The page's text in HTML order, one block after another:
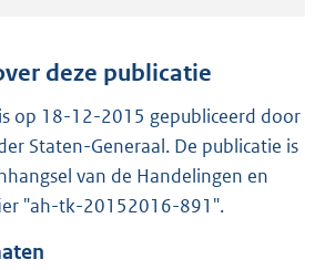
n
s
r
o
o
deze publicatie
op 18-12-2015 gepubliceerd door
Staten-Generaal. De publicatie is
van de Handelingen en
"ah-tk-20152016-891".